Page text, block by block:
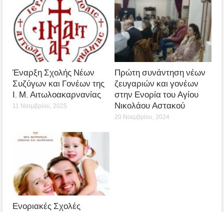
Έναρξη Σχολής Νέων
Συζύγων και Γονέων της
Ι. Μ. Αιτωλοακαρνανίας
11 Νοεμβρίου, 2025
Πρώτη συνάντηση νέων
ζευγαριών και γονέων
στην Ενορία του Αγίου
Νικολάου Αστακού
20 Νοεμβρίου, 2024
Ενοριακές Σχολές